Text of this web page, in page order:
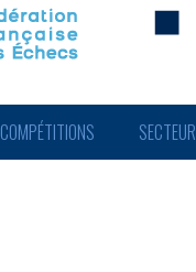
COMPÉTITIONS